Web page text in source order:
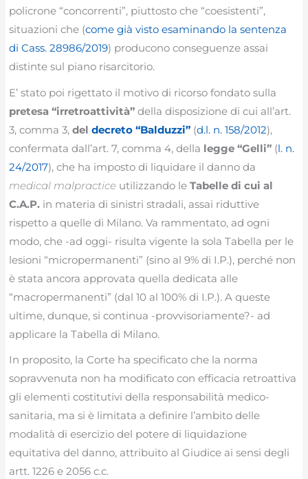
policrone “concorrenti”, piuttosto che “coesistenti”,
situazioni che (come già visto esaminando la sentenza
di Cass. 28986/2019) producono conseguenze assai
distinte sul piano risarcitorio.
E’ stato poi rigettato il motivo di ricorso fondato sulla
pretesa “irretroattività” della disposizione di cui all’art.
3, comma 3,deldecreto “Balduzzi” (d.l. n. 158/2012),
confermata dall’art. 7, comma 4, della legge “Gelli” (l. n.
24/2017), che ha imposto di liquidare il danno da
medical malpractice utilizzando leTabelle di cui al
C.A.P. in materia di sinistri stradali, assai riduttive
rispetto a quelle di Milano. Va rammentato, ad ogni
modo, che -ad oggi- risulta vigente la sola Tabella per le
lesioni “micropermanenti” (sino al 9% di I.P.), perché non
è stata ancora approvata quella dedicata alle
“macropermanenti” (dal 10 al 100% di I.P.). A queste
ultime, dunque, si continua -provvisoriamente?- ad
applicare la Tabella di Milano.
In proposito, la Corte ha specificato che la norma
sopravvenuta non ha modificato con efficacia retroattiva
gli elementi costitutivi della responsabilità medico-
sanitaria, ma si è limitata a definire l’ambito delle
modalità di esercizio del potere di liquidazione
equitativa del danno, attribuito al Giudice ai sensi degli
artt. 1226 e 2056 c.c.